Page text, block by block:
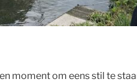
moment om eens stil te